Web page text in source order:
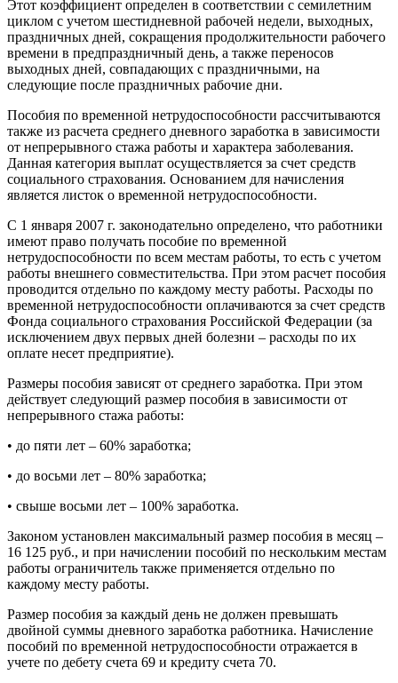
Этот коэффициент определен в соответствии с семилетним
циклом с учетом шестидневной рабочей недели, выходных,
праздничных дней, сокращения продолжительности рабочего
времени в предпраздничный день, а также переносов
выходных дней, совпадающих с праздничными, на
следующие после праздничных рабочие дни.
Пособия по временной нетрудоспособности рассчитываются
также из расчета среднего дневного заработка в зависимости
от непрерывного стажа работы и характера заболевания.
Данная категория выплат осуществляется за счет средств
социального страхования. Основанием для начисления
является листок о временной нетрудоспособности.
С 1 января 2007 г. законодательно определено, что работники
имеют право получать пособие по временной
нетрудоспособности по всем местам работы, то есть с учетом
работы внешнего совместительства. При этом расчет пособия
проводится отдельно по каждому месту работы. Расходы по
временной нетрудоспособности оплачиваются за счет средств
Фонда социального страхования Российской Федерации (за
исключением двух первых дней болезни – расходы по их
оплате несет предприятие).
Размеры пособия зависят от среднего заработка. При этом
действует следующий размер пособия в зависимости от
непрерывного стажа работы:
• до пяти лет – 60% заработка;
• до восьми лет – 80% заработка;
• свыше восьми лет – 100% заработка.
Законом установлен максимальный размер пособия в месяц –
16 125 руб., и при начислении пособий по нескольким местам
работы ограничитель также применяется отдельно по
каждому месту работы.
Размер пособия за каждый день не должен превышать
двойной суммы дневного заработка работника. Начисление
пособий по временной нетрудоспособности отражается в
учете по дебету счета 69 и кредиту счета 70.